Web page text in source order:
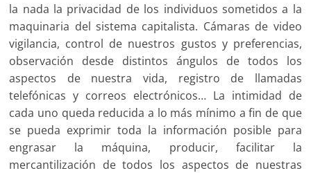
la nada la privacidad de los individuos sometidos a la
maquinaria del sistema capitalista. Cámaras de video
vigilancia, control de nuestros gustos y preferencias,
observación desde distintos ángulos de todos los
aspectos de nuestra vida, registro de llamadas
telefónicas y correos electrónicos… La intimidad de
cada uno queda reducida a lo más mínimo a fin de que
se pueda exprimir toda la información posible para
engrasar la máquina, producir, facilitar la
mercantilización de todos los aspectos de nuestras